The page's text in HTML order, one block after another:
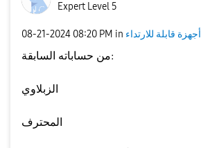
Expert Level 5
‎08-21-2024 08:20 PM in أجهزة قابلة للارتداء
من حساباته السابقة:
الزبلاوي
المحترف